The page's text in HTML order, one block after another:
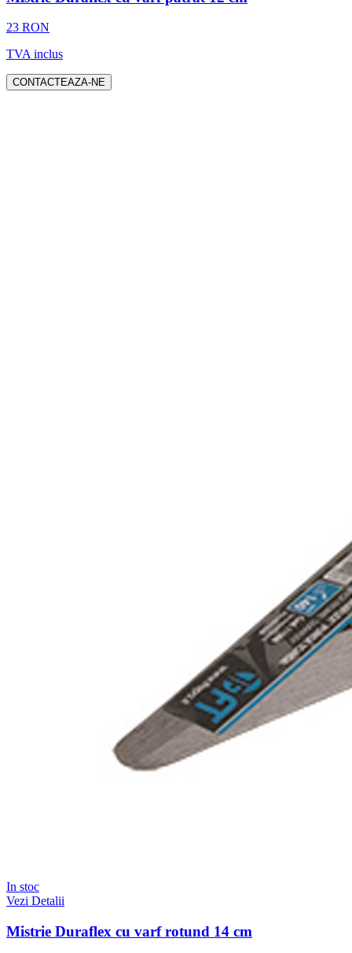
23 RON
TVA inclus
CONTACTEAZA-NE
In stoc
Vezi Detalii
Mistrie Duraflex cu varf rotund 14 cm